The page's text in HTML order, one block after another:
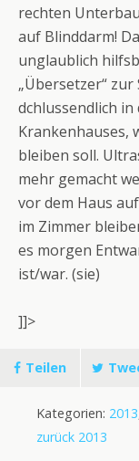
rechten
auf Blinddarm!
unglaublich
„Übersetzer“
dchlussendlich
Krankenhauses,
bleiben soll.
mehr gemacht
vor dem Haus
im Zimmer
es morgen
ist/war. (sie)
]]>
Teilen
Kategorien: 2013
zurück 2013